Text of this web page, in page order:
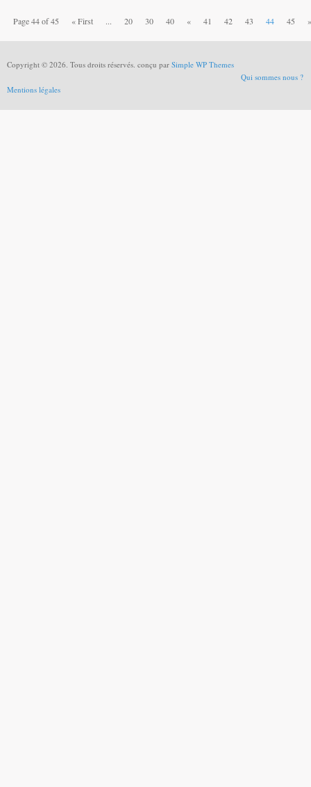
Page 44 of 45 « First ... 20 30 40 « 41 42 43 44 45 »
Copyright © 2026. Tous droits réservés. conçu par Simple WP Themes
Qui sommes nous ?
Mentions légales